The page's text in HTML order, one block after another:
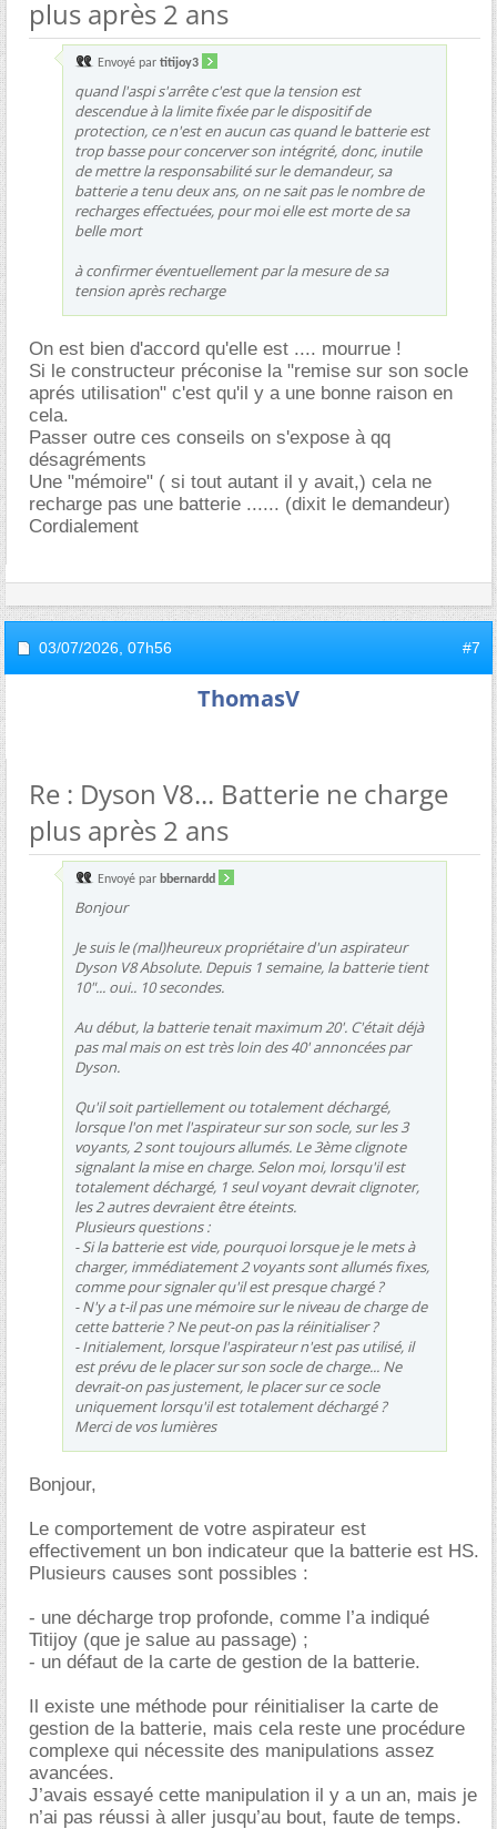
plus après 2 ans
Envoyé par titijoy3
quand l'aspi s'arrête c'est que la tension est
descendue à la limite fixée par le dispositif de
protection, ce n'est en aucun cas quand le batterie est
trop basse pour concerver son intégrité, donc, inutile
de mettre la responsabilité sur le demandeur, sa
batterie a tenu deux ans, on ne sait pas le nombre de
recharges effectuées, pour moi elle est morte de sa
belle mort
à confirmer éventuellement par la mesure de sa
tension après recharge
On est bien d'accord qu'elle est .... mourrue !
Si le constructeur préconise la "remise sur son socle
aprés utilisation" c'est qu'il y a une bonne raison en
cela.
Passer outre ces conseils on s'expose à qq
désagréments
Une "mémoire" ( si tout autant il y avait,) cela ne
recharge pas une batterie ...... (dixit le demandeur)
Cordialement
03/07/2026, 07h56 #7
ThomasV
Re : Dyson V8... Batterie ne charge
plus après 2 ans
Envoyé par bbernardd
Bonjour
Je suis le (mal)heureux propriétaire d'un aspirateur
Dyson V8 Absolute. Depuis 1 semaine, la batterie tient
10"... oui.. 10 secondes.
Au début, la batterie tenait maximum 20'. C'était déjà
pas mal mais on est très loin des 40' annoncées par
Dyson.
Qu'il soit partiellement ou totalement déchargé,
lorsque l'on met l'aspirateur sur son socle, sur les 3
voyants, 2 sont toujours allumés. Le 3ème clignote
signalant la mise en charge. Selon moi, lorsqu'il est
totalement déchargé, 1 seul voyant devrait clignoter,
les 2 autres devraient être éteints.
Plusieurs questions :
- Si la batterie est vide, pourquoi lorsque je le mets à
charger, immédiatement 2 voyants sont allumés fixes,
comme pour signaler qu'il est presque chargé ?
- N'y a t-il pas une mémoire sur le niveau de charge de
cette batterie ? Ne peut-on pas la réinitialiser ?
- Initialement, lorsque l'aspirateur n'est pas utilisé, il
est prévu de le placer sur son socle de charge... Ne
devrait-on pas justement, le placer sur ce socle
uniquement lorsqu'il est totalement déchargé ?
Merci de vos lumières
Bonjour,
Le comportement de votre aspirateur est
effectivement un bon indicateur que la batterie est HS.
Plusieurs causes sont possibles :
- une décharge trop profonde, comme l’a indiqué
Titijoy (que je salue au passage) ;
- un défaut de la carte de gestion de la batterie.
Il existe une méthode pour réinitialiser la carte de
gestion de la batterie, mais cela reste une procédure
complexe qui nécessite des manipulations assez
avancées.
J’avais essayé cette manipulation il y a un an, mais je
n’ai pas réussi à aller jusqu’au bout, faute de temps.